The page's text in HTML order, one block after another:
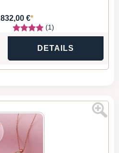
832,00 €*
(1)
DETAILS